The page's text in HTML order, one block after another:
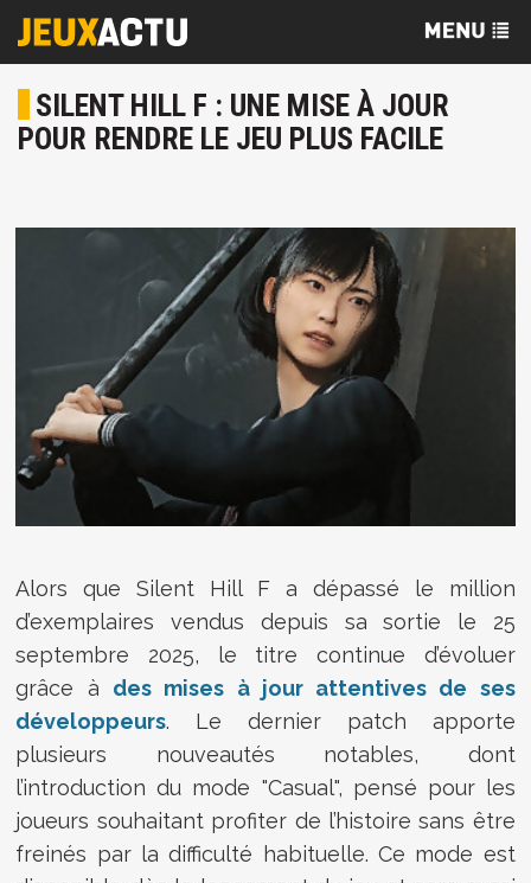
SILENT HILL F : UNE MISE À JOUR
POUR RENDRE LE JEU PLUS FACILE
Alors que Silent Hill F a dépassé le million
d’exemplaires vendus depuis sa sortie le 25
septembre 2025, le titre continue d’évoluer
grâce à des mises à jour attentives de ses
développeurs. Le dernier patch apporte
plusieurs nouveautés notables, dont
l’introduction du mode "Casual", pensé pour les
joueurs souhaitant profiter de l’histoire sans être
freinés par la difficulté habituelle. Ce mode est